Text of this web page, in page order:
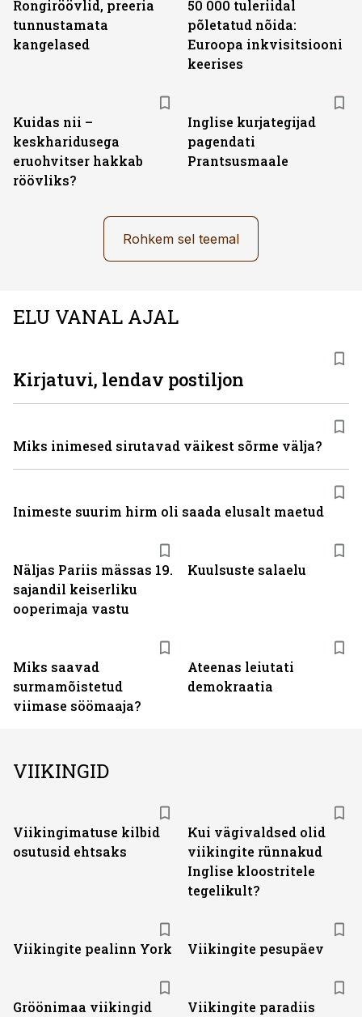
Rongiröövlid, preeria
tunnustamata
kangelased
50 000 tuleriidal
põletatud nõida:
Euroopa inkvisitsiooni
keerises
Kuidas nii –
keskharidusega
eruohvitser hakkab
röövliks?
Inglise kurjategijad
pagendati
Prantsusmaale
Rohkem sel teemal
ELU VANAL AJAL
Näljas Pariis mässas 19.
sajandil keiserliku
ooperimaja vastu
Kuulsuste salaelu
Miks saavad
surmamõistetud
viimase söömaaja?
Ateenas leiutati
demokraatia
Kirjatuvi, lendav postiljon
Miks inimesed sirutavad väikest sõrme välja?
Inimeste suurim hirm oli saada elusalt maetud
VIIKINGID
Viikingimatuse kilbid
osutusid ehtsaks
Kui vägivaldsed olid
viikingite rünnakud
Inglise kloostritele
tegelikult?
Viikingite pealinn York Viikingite pesupäev
Gröönimaa viikingid
Viikingite paradiis